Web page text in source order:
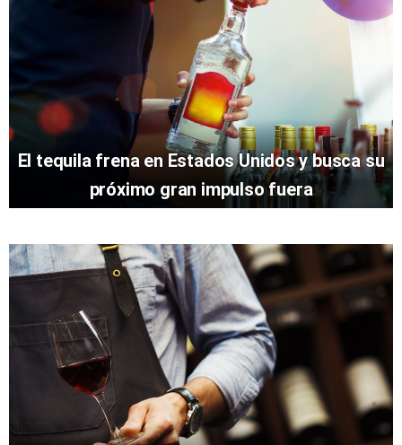
El tequila frena en Estados Unidos y busca su
próximo gran impulso fuera